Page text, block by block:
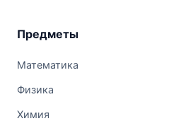
Предметы
Математика
Физика
Химия